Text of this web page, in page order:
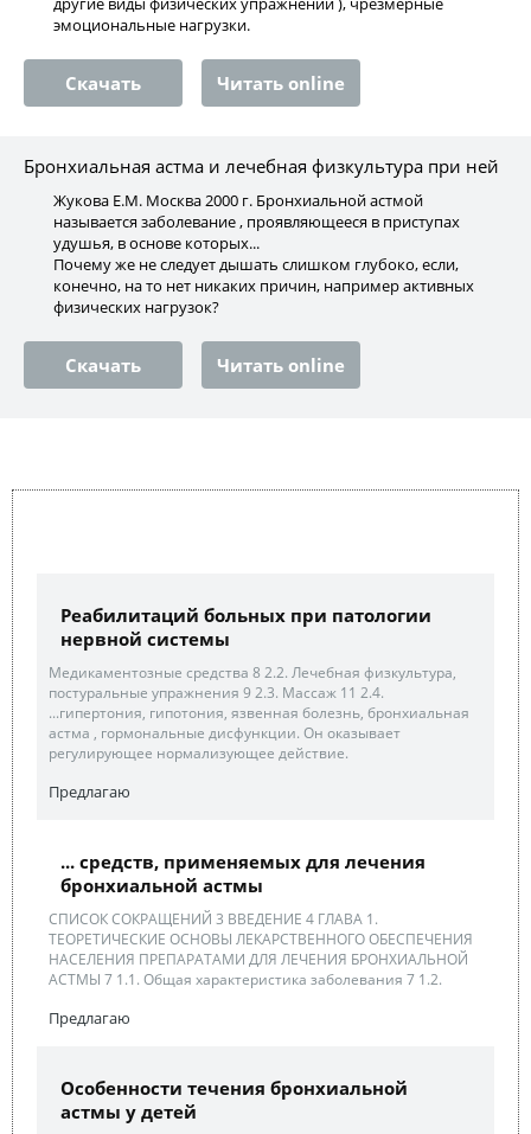
эмоциональные нагрузки.
Скачать Читать online
Бронхиальная астма и лечебная физкультура при ней
Жукова Е.М. Москва 2000 г. Бронхиальной астмой
называется заболевание , проявляющееся в приступах
удушья, в основе которых...
Почему же не следует дышать слишком глубоко, если,
конечно, на то нет никаких причин, например активных
физических нагрузок?
Скачать Читать online
Реабилитаций больных при патологии
нервной системы
Медикаментозные средства 8 2.2. Лечебная физкультура,
постуральные упражнения 9 2.3. Массаж 11 2.4.
...гипертония, гипотония, язвенная болезнь, бронхиальная
астма , гормональные дисфункции. Он оказывает
регулирующее нормализующее действие.
Предлагаю
... средств, применяемых для лечения
бронхиальной астмы
СПИСОК СОКРАЩЕНИЙ 3 ВВЕДЕНИЕ 4 ГЛАВА 1.
ТЕОРЕТИЧЕСКИЕ ОСНОВЫ ЛЕКАРСТВЕННОГО ОБЕСПЕЧЕНИЯ
НАСЕЛЕНИЯ ПРЕПАРАТАМИ ДЛЯ ЛЕЧЕНИЯ БРОНХИАЛЬНОЙ
АСТМЫ 7 1.1. Общая характеристика заболевания 7 1.2.
Предлагаю
Особенности течения бронхиальной
астмы у детей